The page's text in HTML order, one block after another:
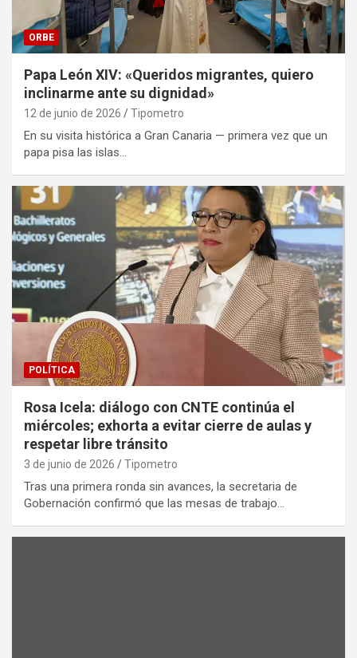
ORBE
Papa León XIV: «Queridos migrantes, quiero
inclinarme ante su dignidad»
12 de junio de 2026 Tipometro
En su visita histórica a Gran Canaria — primera vez que un
papa pisa las islas…
POLÍTICA
Rosa Icela: diálogo con CNTE continúa el
miércoles; exhorta a evitar cierre de aulas y
respetar libre tránsito
3 de junio de 2026 Tipometro
Tras una primera ronda sin avances, la secretaria de
Gobernación confirmó que las mesas de trabajo…